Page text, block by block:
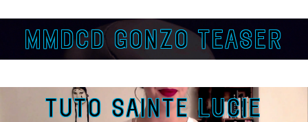
MMDCD GONZO TEASER
TUTO SAINTE LUCIE